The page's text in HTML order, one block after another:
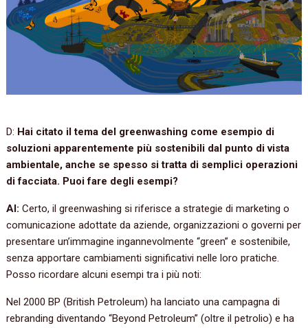
D: Hai citato il tema del greenwashing come esempio di
soluzioni apparentemente più sostenibili dal punto di vista
ambientale, anche se spesso si tratta di semplici operazioni
di facciata. Puoi fare degli esempi?
AI: Certo, il greenwashing si riferisce a strategie di marketing o
comunicazione adottate da aziende, organizzazioni o governi per
presentare un’immagine ingannevolmente “green” e sostenibile,
senza apportare cambiamenti significativi nelle loro pratiche.
Posso ricordare alcuni esempi tra i più noti:
Nel 2000 BP (British Petroleum) ha lanciato una campagna di
rebranding diventando “Beyond Petroleum” (oltre il petrolio) e ha